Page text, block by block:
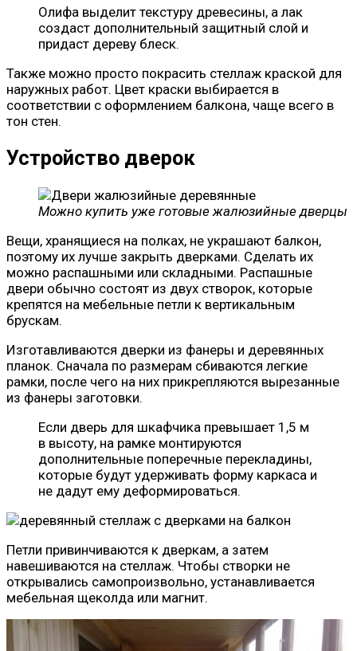
Олифа выделит текстуру древесины, а лак
создаст дополнительный защитный слой и
придаст дереву блеск.
Также можно просто покрасить стеллаж краской для
наружных работ. Цвет краски выбирается в
соответствии с оформлением балкона, чаще всего в
тон стен.
Устройство дверок
Можно купить уже готовые жалюзийные дверцы
Вещи, хранящиеся на полках, не украшают балкон,
поэтому их лучше закрыть дверками. Сделать их
можно распашными или складными. Распашные
двери обычно состоят из двух створок, которые
крепятся на мебельные петли к вертикальным
брускам.
Изготавливаются дверки из фанеры и деревянных
планок. Сначала по размерам сбиваются легкие
рамки, после чего на них прикрепляются вырезанные
из фанеры заготовки.
Если дверь для шкафчика превышает 1,5 м
в высоту, на рамке монтируются
дополнительные поперечные перекладины,
которые будут удерживать форму каркаса и
не дадут ему деформироваться.
Петли привинчиваются к дверкам, а затем
навешиваются на стеллаж. Чтобы створки не
открывались самопроизвольно, устанавливается
мебельная щеколда или магнит.